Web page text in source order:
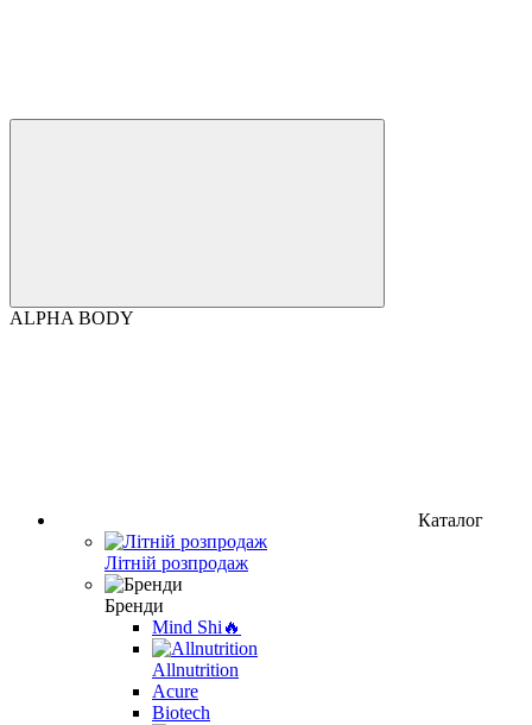
ALPHA BODY
Каталог
Літній розпродаж
Бренди
Mind Shi🔥
Allnutrition
Acure
Biotech